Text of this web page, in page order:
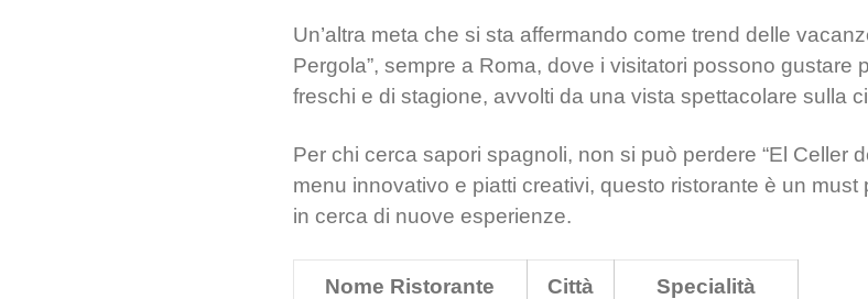
Un’altra meta che si sta affermando come trend delle
Pergola”, sempre a Roma, dove i visitatori possono gustare
freschi e di stagione, avvolti da una vista spettacolare sulla
Per chi cerca sapori spagnoli, non si può perdere “El Celler
menu innovativo e piatti creativi, questo ristorante è un
in cerca di nuove esperienze.
Nome Ristorante Città Specialità